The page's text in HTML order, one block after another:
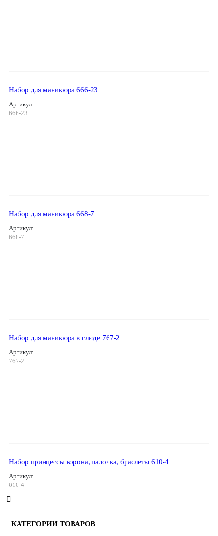
Набор для маникюра 666-23
Артикул:
666-23
Набор для маникюра 668-7
Артикул:
668-7
Набор для маникюра в слюде 767-2
Артикул:
767-2
Набор принцессы корона, палочка, браслеты 610-4
Артикул:
610-4
КАТЕГОРИИ ТОВАРОВ